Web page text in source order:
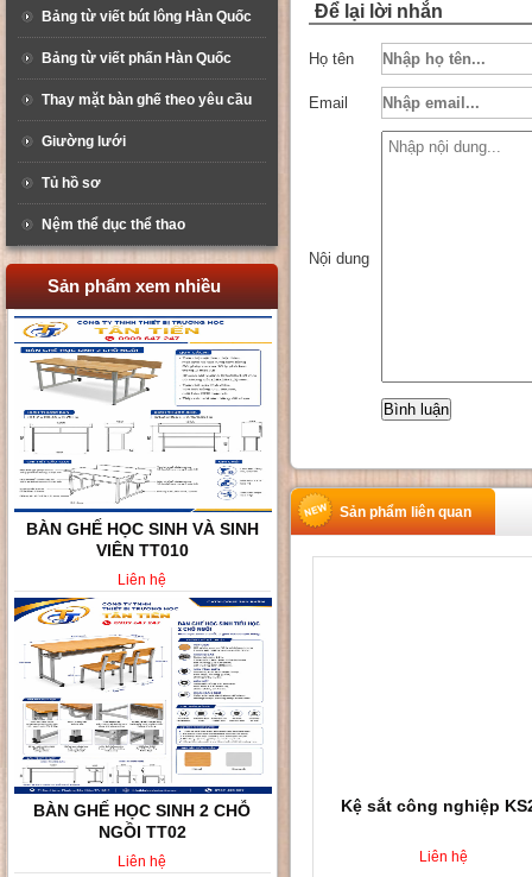
Bảng từ viết bút lông Hàn Quốc
Bảng từ viết phấn Hàn Quốc
Thay mặt bàn ghế theo yêu cầu
Giường lưới
Tủ hồ sơ
Nệm thể dục thể thao
Sản phẩm xem nhiều
BÀN GHẾ HỌC SINH VÀ SINH
VIÊN TT010
Liên hệ
BÀN GHẾ HỌC SINH 2 CHỖ
NGỒI TT02
Liên hệ
Để lại lời nhắn
Họ tên
Email
Nội dung
Sản phẩm liên quan
Kệ sắt công nghiệp
Liên hệ